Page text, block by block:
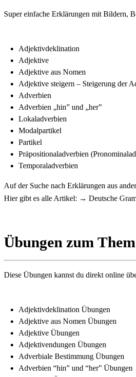
Super einfache Erklärungen mit Bildern,
Adjektivdeklination
Adjektive
Adjektive aus Nomen
Adjektive steigern – Steigerung der
Adverbien
Adverbien „hin” und „her”
Lokaladverbien
Modalpartikel
Partikel
Präpositionaladverbien
Temporaladverbien
Auf der Suche nach Erklärungen aus
Hier gibt es alle Artikel: → Deutsche
Übungen zum
Diese Übungen kannst du direkt online
Adjektivdeklination Übungen
Adjektive aus Nomen Übungen
Adjektive Übungen
Adjektivendungen Übungen
Adverbiale Bestimmung Übungen
Adverbien “hin” und “her” Übungen